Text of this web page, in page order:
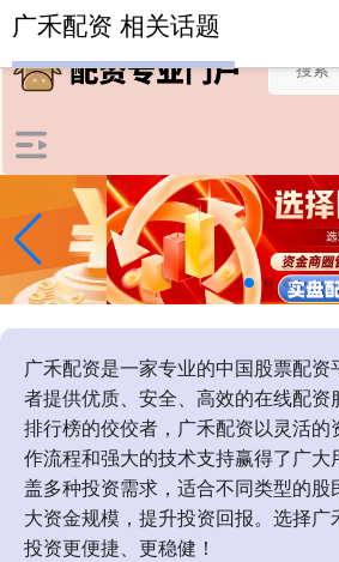
-->
广禾配资是一家专业的中国股票配
者提供优质、安全、高效的在线配资
排行榜的佼佼者，广禾配资以灵活
作流程和强大的技术支持赢得了广
盖多种投资需求，适合不同类型的
大资金规模，提升投资回报。选择
投资更便捷、更稳健！
广禾配资 相关话题